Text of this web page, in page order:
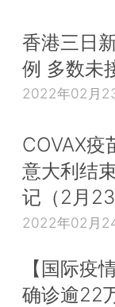
香港三日
例 多数未
2022年02月
COVAX疫
意大利结
记（2月23
2022年02月
【国际疫
确诊逾22